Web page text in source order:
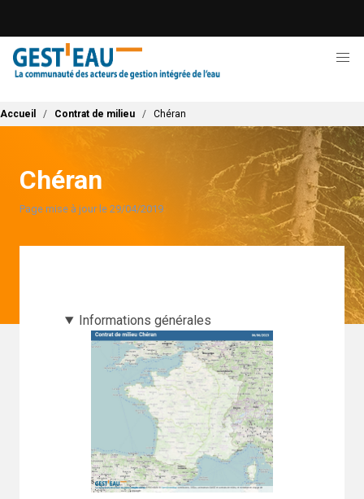
contenu
principal
Fil d'Ariane
Accueil Contrat de milieu Chéran
Chéran
Page mise à jour le 29/04/2019
Informations générales